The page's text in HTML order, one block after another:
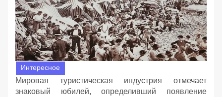
Интересное
Мировая туристическая индустрия отмечает
знаковый юбилей, определивший появление